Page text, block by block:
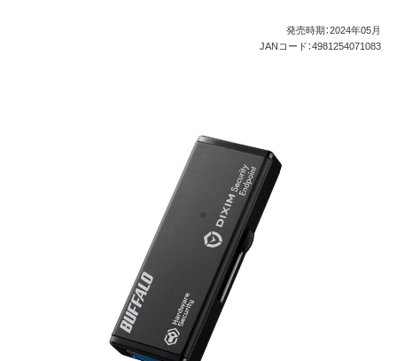
発売時期：2024年05月
JANコード：4981254071083